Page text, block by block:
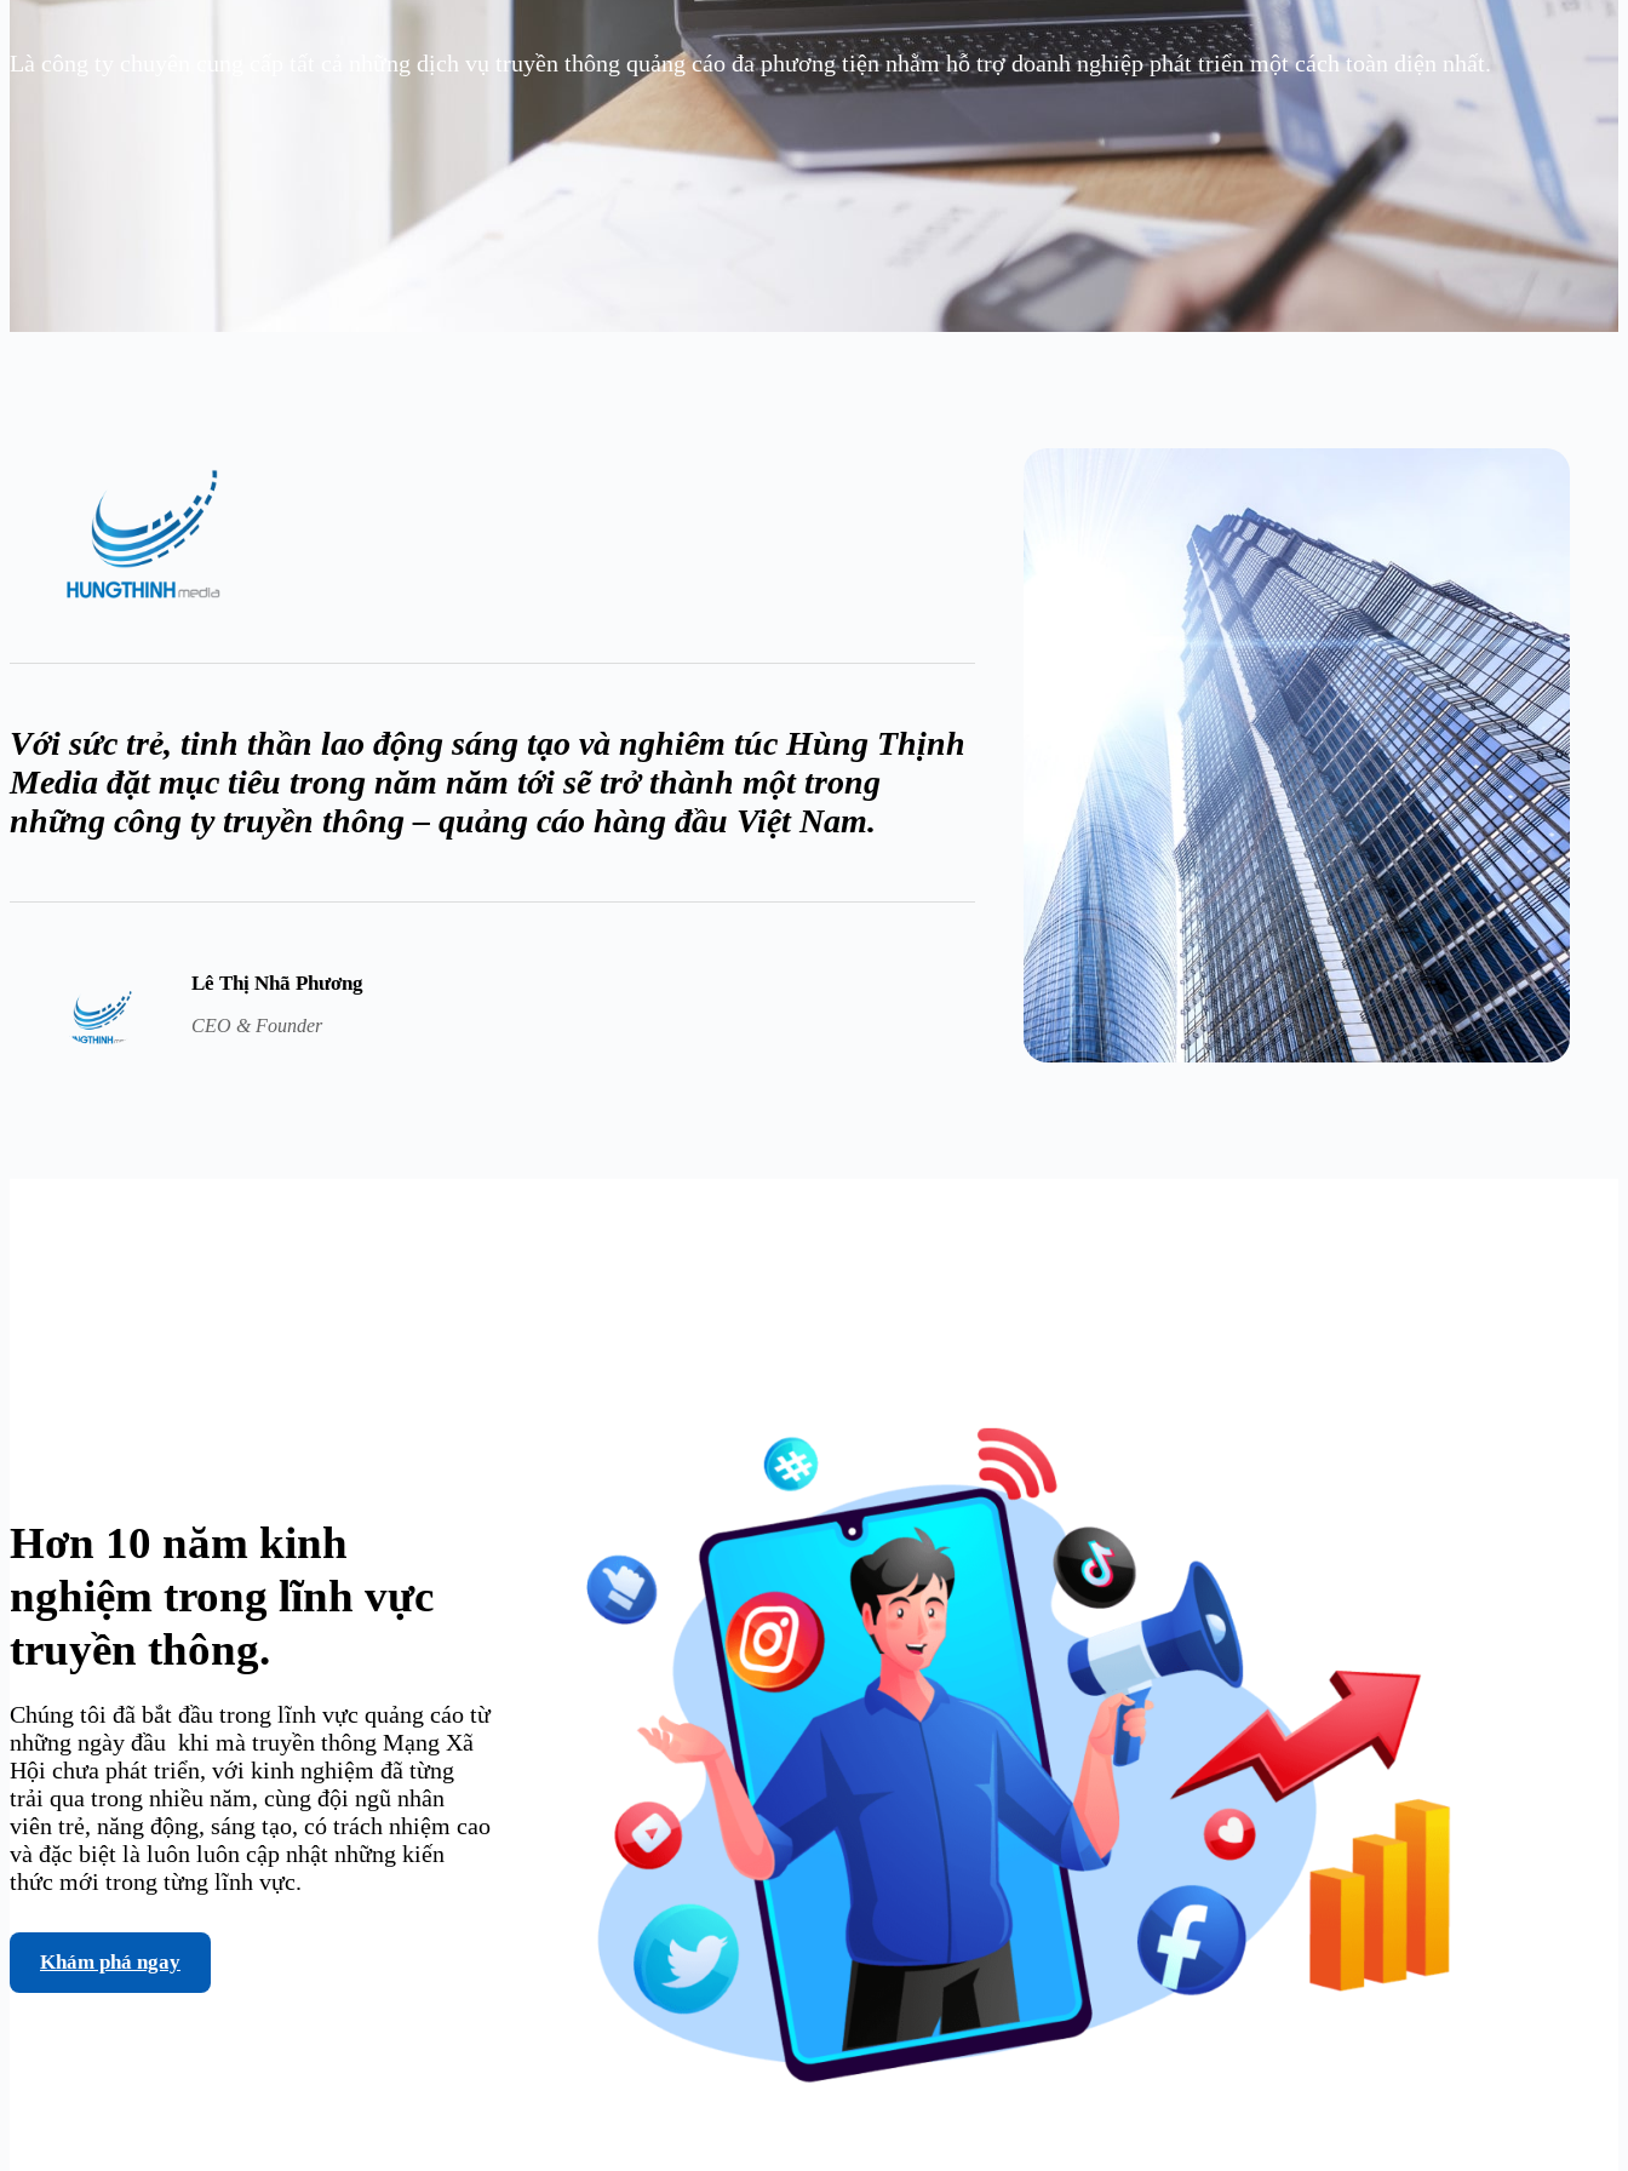
Là công ty chuyên cung cấp tất cả những dịch vụ truyền thông quảng cáo đa phương tiện nhằm hỗ trợ doanh nghiệp phát triển một cách toàn diện nhất.
Với sức trẻ, tinh thần lao động sáng tạo và nghiêm túc Hùng Thịnh
Media đặt mục tiêu trong năm năm tới sẽ trở thành một trong
những công ty truyền thông – quảng cáo hàng đầu Việt Nam.
Lê Thị Nhã Phương
CEO & Founder
Hơn 10 năm kinh
nghiệm trong lĩnh vực
truyền thông.
Chúng tôi đã bắt đầu trong lĩnh vực quảng cáo từ
những ngày đầu khi mà truyền thông Mạng Xã
Hội chưa phát triển, với kinh nghiệm đã từng
trải qua trong nhiều năm, cùng đội ngũ nhân
viên trẻ, năng động, sáng tạo, có trách nhiệm cao
và đặc biệt là luôn luôn cập nhật những kiến
thức mới trong từng lĩnh vực.
Khám phá ngay